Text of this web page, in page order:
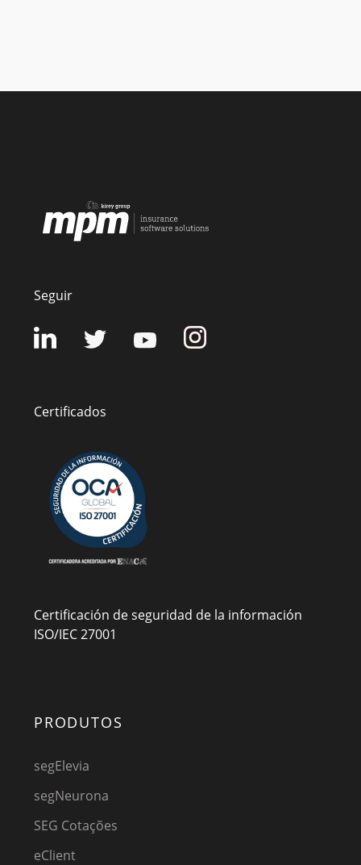
Seguir
Certificados
Certificación de seguridad de la información
ISO/IEC 27001
PRODUTOS
segElevia
segNeurona
SEG Cotações
eClient